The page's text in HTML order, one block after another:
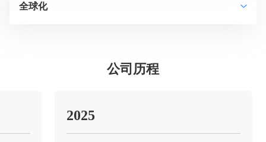
全球化
公司历程
2025